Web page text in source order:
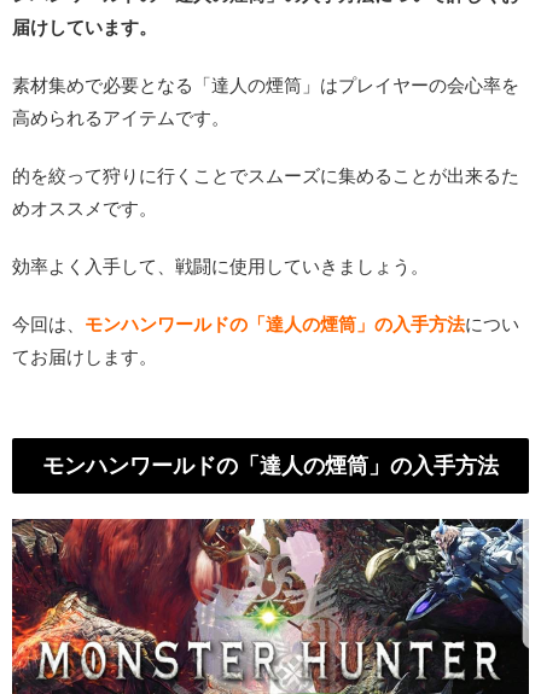
届けしています。
素材集めで必要となる「達人の煙筒」はプレイヤーの会心率を
高められるアイテムです。
的を絞って狩りに行くことでスムーズに集めることが出来るた
めオススメです。
効率よく入手して、戦闘に使用していきましょう。
今回は、 モンハンワールドの「達人の煙筒」の入手方法につい
てお届けします。
モンハンワールドの「達人の煙筒」の入手方法